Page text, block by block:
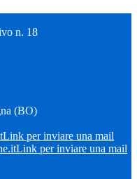
n. 18
(BO)
Link per inviare una mail
Link per inviare una mail